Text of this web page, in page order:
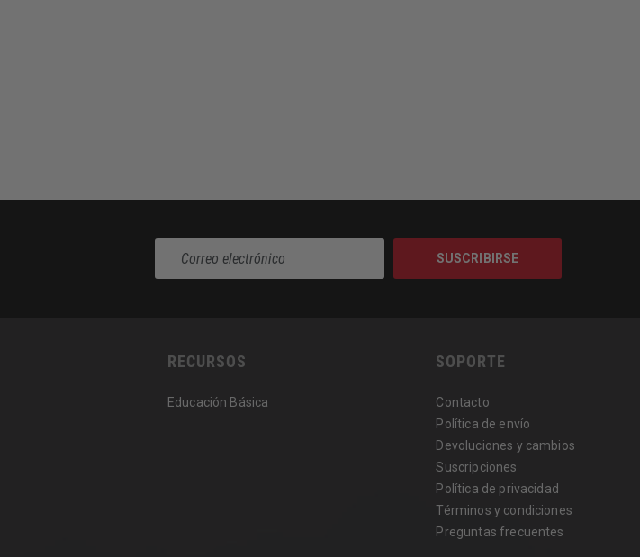
SUSCRIBIRSE
RECURSOS
Educación Básica
SOPORTE
Contacto
Política de envío
Devoluciones y cambios
Suscripciones
Política de privacidad
Términos y condiciones
Preguntas frecuentes